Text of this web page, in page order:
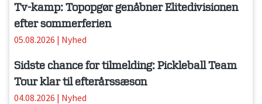
Tv-kamp: Topopgør genåbner Elitedivisionen
efter sommerferien
05.08.2026 | Nyhed
Sidste chance for tilmelding: Pickleball Team
Tour klar til efterårssæson
04.08.2026 | Nyhed